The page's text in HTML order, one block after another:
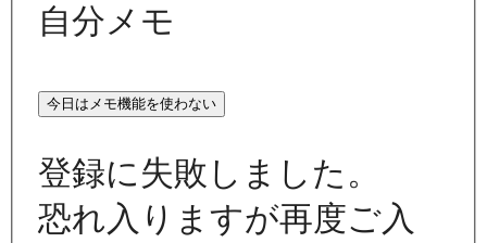
自分メモ
今日はメモ機能を使わない
登録に失敗しました。
恐れ入りますが再度ご入